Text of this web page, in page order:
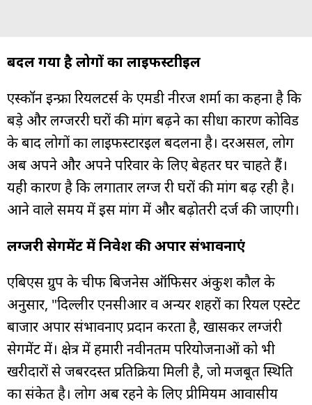
बदल गया है लोगों का लाइफस्टाीइल
एस्कॉन इन्फ्रा रियलटर्स के एमडी नीरज शर्मा का कहना है कि
बड़े और लग्जररी घरों की मांग बढ़ने का सीधा कारण कोविड
के बाद लोगों का लाइफस्टारइल बदलना है। दरअसल, लोग
अब अपने और अपने परिवार के लिए बेहतर घर चाहते हैं।
यही कारण है कि लगातार लग्ज री घरों की मांग बढ़ रही है।
आने वाले समय में इस मांग में और बढ़ोतरी दर्ज की जाएगी।
लग्जरी सेगमेंट में निवेश की अपार संभावनाएं
एंबिएंस ग्रुप के चीफ बिजनेस ऑफिसर अंकुश कौल के
अनुसार, "दिल्लीर एनसीआर व अन्यर शहरों का रियल एस्टेट
बाजार अपार संभावनाएं प्रदान करता है, खासकर लग्जंरी
सेगमेंट में। क्षेत्र में हमारी नवीनतम परियोजनाओं को भी
खरीदारों से जबरदस्त प्रतिक्रिया मिली है, जो मजबूत स्थिति
का संकेत है। लोग अब रहने के लिए प्रीमियम आवासीय